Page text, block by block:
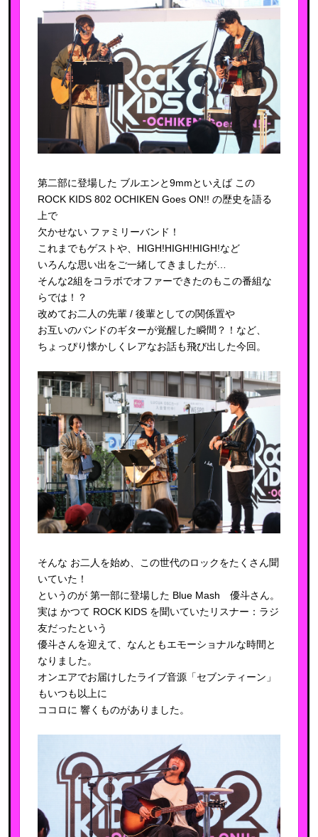
第二部に登場した ブルエンと9mmといえば この
ROCK KIDS 802 OCHIKEN Goes ON!! の歴史を語る
上で
欠かせない ファミリーバンド！
これまでもゲストや、HIGH!HIGH!HIGH!など
いろんな思い出をご一緒してきましたが…
そんな2組をコラボでオファーできたのもこの番組な
らでは！？
改めてお二人の先輩 / 後輩としての関係置や
お互いのバンドのギターが覚醒した瞬間？！など、
ちょっぴり懐かしくレアなお話も飛び出した今回。
そんな お二人を始め、この世代のロックをたくさん聞
いていた！
というのが 第一部に登場した Blue Mash 優斗さん。
実は かつて ROCK KIDS を聞いていたリスナー：ラジ
友だったという
優斗さんを迎えて、なんともエモーショナルな時間と
なりました。
オンエアでお届けしたライブ音源「セブンティーン」
もいつも以上に
ココロに 響くものがありました。